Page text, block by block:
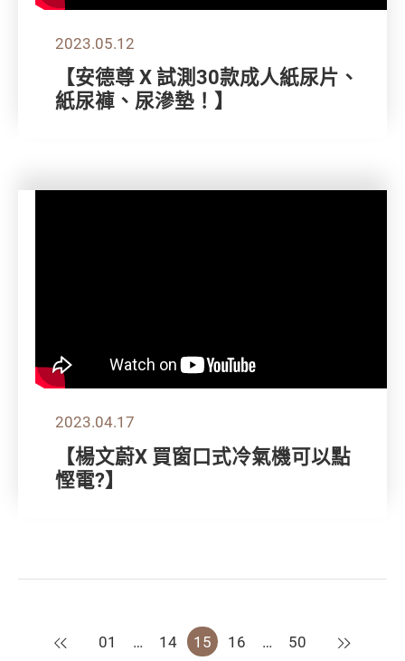
2023.05.12
【安德尊 X 試測30款成人紙尿片、
紙尿褲、尿滲墊！】
2023.04.17
【楊文蔚X 買窗口式冷氣機可以點
慳電?】
上一頁
01 … 14 15 16 … 50 下一頁